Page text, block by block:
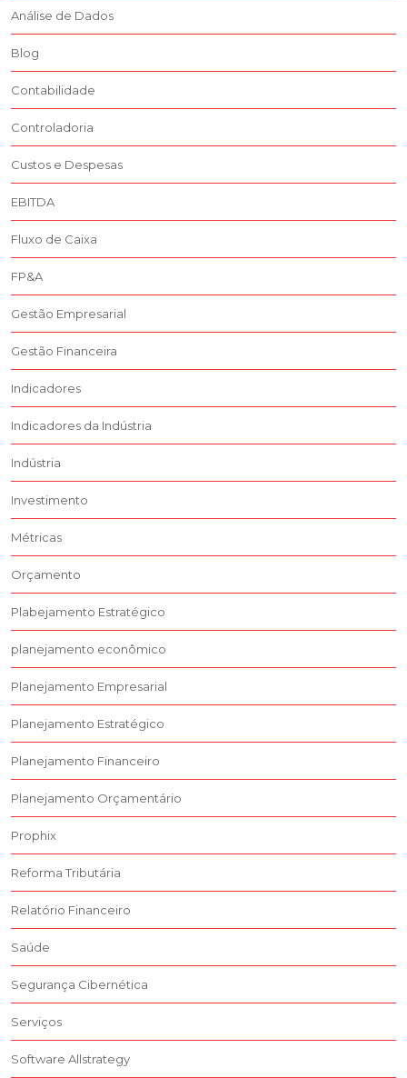
Análise de Dados
Blog
Contabilidade
Controladoria
Custos e Despesas
EBITDA
Fluxo de Caixa
FP&A
Gestão Empresarial
Gestão Financeira
Indicadores
Indicadores da Indústria
Indústria
Investimento
Métricas
Orçamento
Plabejamento Estratégico
planejamento econômico
Planejamento Empresarial
Planejamento Estratégico
Planejamento Financeiro
Planejamento Orçamentário
Prophix
Reforma Tributária
Relatório Financeiro
Saúde
Segurança Cibernética
Serviços
Software Allstrategy